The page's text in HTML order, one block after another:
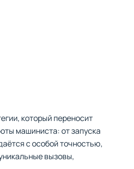
который переносит
машиниста: от запуска
с особой точностью,
вызовы,